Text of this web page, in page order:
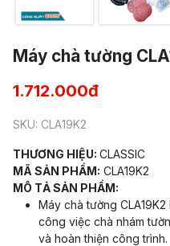
Máy chà tường
1.712.000đ
SKU: CLA19K2
THƯƠNG HIỆU:CLASSIC
MÃ SẢN PHẨM: CLA19K2
MÔ TẢ SẢN PHẨM:
Máy chà tường
công việc chà nhám
và hoàn thiện công trình.